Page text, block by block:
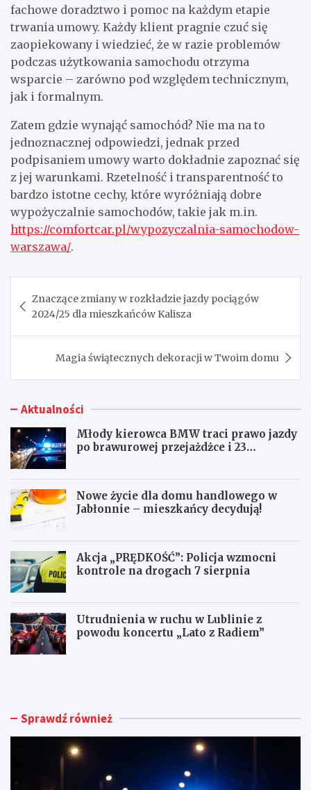
fachowe doradztwo i pomoc na każdym etapie
trwania umowy. Każdy klient pragnie czuć się
zaopiekowany i wiedzieć, że w razie problemów
podczas użytkowania samochodu otrzyma
wsparcie – zarówno pod względem technicznym,
jak i formalnym.
Zatem gdzie wynająć samochód? Nie ma na to
jednoznacznej odpowiedzi, jednak przed
podpisaniem umowy warto dokładnie zapoznać się
z jej warunkami. Rzetelność i transparentność to
bardzo istotne cechy, które wyróżniają dobre
wypożyczalnie samochodów, takie jak m.in.
https://comfortcar.pl/wypozyczalnia-samochodow-
warszawa/.
wpisu
Znaczące zmiany w rozkładzie jazdy pociągów
2024/25 dla mieszkańców Kalisza
Magia świątecznych dekoracji w Twoim domu
Aktualności
Młody kierowca BMW traci prawo jazdy
po brawurowej przejażdżce i 23
Nowe życie dla domu handlowego w
Jabłonnie – mieszkańcy decydują!
Akcja „PRĘDKOŚĆ”: Policja wzmocni
kontrole na drogach 7 sierpnia
Utrudnienia w ruchu w Lublinie z
powodu koncertu „Lato z Radiem”
M
k
w
N
y Sprawdź również